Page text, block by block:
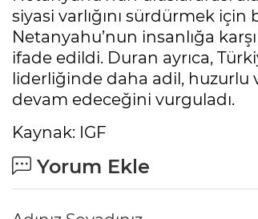
siyasi varlığını sürdürmek
Netanyahu’nun insanlığa
ifade edildi. Duran ayrıca,
liderliğinde daha adil, huzurlu
devam edeceğini vurguladı.
Kaynak: IGF
Yorum Ekle